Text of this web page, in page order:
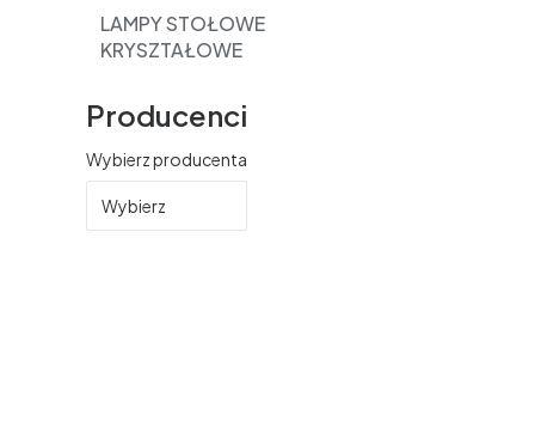
LAMPY STOŁOWE
KRYSZTAŁOWE
Producenci
Wybierz producenta
Wybierz